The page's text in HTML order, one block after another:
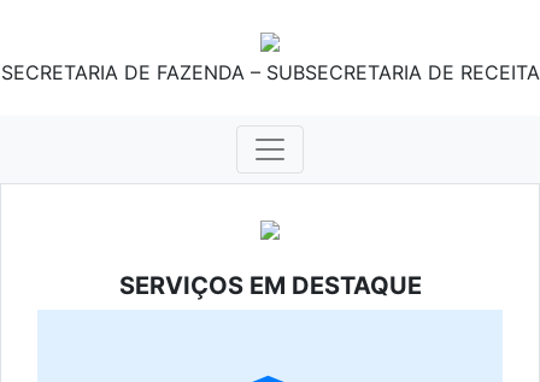
SECRETARIA DE FAZENDA – SUBSECRETARIA DE RECEITA
SERVIÇOS EM DESTAQUE